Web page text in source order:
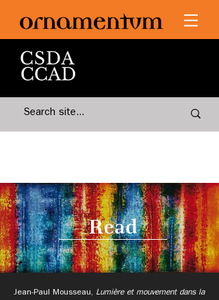
Read
Jean-Paul Mousseau, Lumière et mouvement dans la